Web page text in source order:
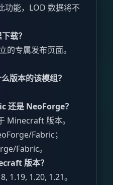
功能，LOD 数据将不
载？
专属发布页面。
版本的该模组？
还是 NeoForge？
Minecraft 版本。
Fabric；
Fabric。
版本？
1.19, 1.20, 1.21。